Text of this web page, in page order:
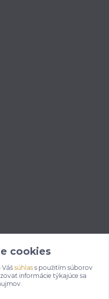
cookies
súhlass použitím súborov
informácie týkajúce sa